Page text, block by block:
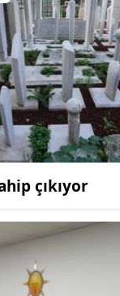
çıkıyor